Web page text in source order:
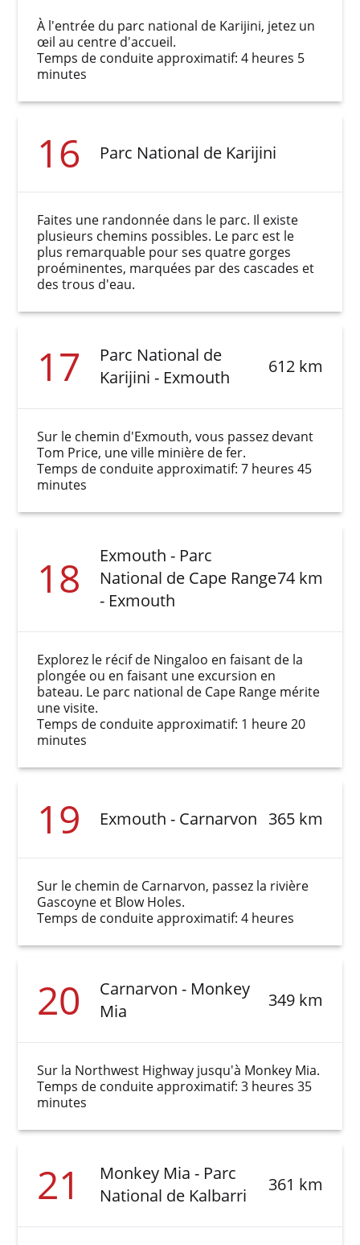
À l'entrée du parc national de Karijini, jetez un
œil au centre d'accueil.
Temps de conduite approximatif: 4 heures 5
minutes
16 Parc National de Karijini
Faites une randonnée dans le parc. Il existe
plusieurs chemins possibles. Le parc est le
plus remarquable pour ses quatre gorges
proéminentes, marquées par des cascades et
des trous d'eau.
17
Parc National de
Karijini - Exmouth
612 km
Sur le chemin d'Exmouth, vous passez devant
Tom Price, une ville minière de fer.
Temps de conduite approximatif: 7 heures 45
minutes
18
Exmouth - Parc
National de Cape Range
- Exmouth
74 km
Explorez le récif de Ningaloo en faisant de la
plongée ou en faisant une excursion en
bateau. Le parc national de Cape Range mérite
une visite.
Temps de conduite approximatif: 1 heure 20
minutes
19 Exmouth - Carnarvon 365 km
Sur le chemin de Carnarvon, passez la rivière
Gascoyne et Blow Holes.
Temps de conduite approximatif: 4 heures
20
Carnarvon - Monkey
Mia
349 km
Sur la Northwest Highway jusqu'à Monkey Mia.
Temps de conduite approximatif: 3 heures 35
minutes
21
Monkey Mia - Parc
National de Kalbarri
361 km